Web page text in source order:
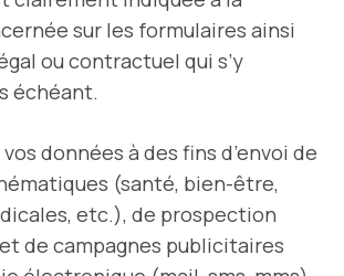
sur les formulaires ainsi
ou contractuel qui s’y
échéant.
données à des fins d’envoi de
(santé, bien-être,
etc.), de prospection
de campagnes publicitaires